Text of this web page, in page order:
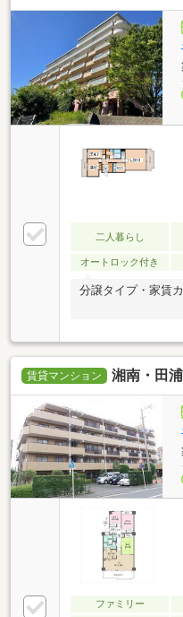
二人暮らし
オートロック付き
分譲タイプ・家賃
賃貸マンション 湘南・田
ファミリー